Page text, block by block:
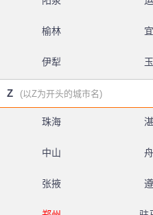
榆林
伊犁
Z (以Z为开头的城市名)
珠海
中山
张掖